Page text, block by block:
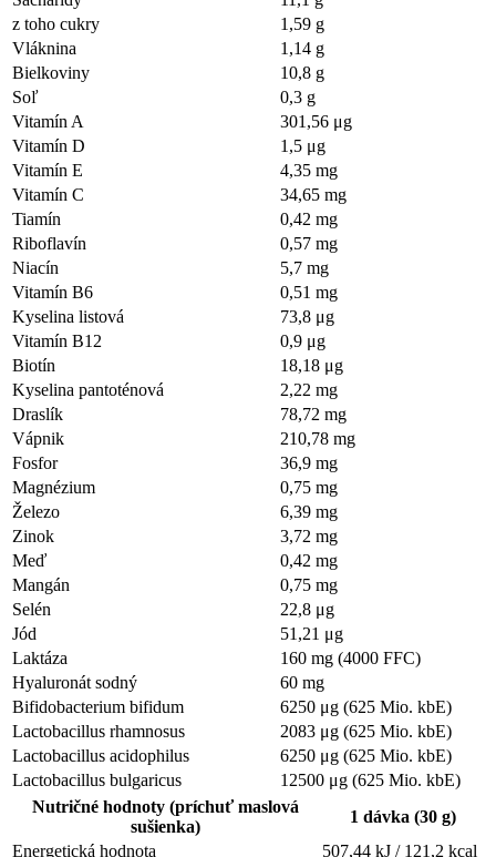
z toho cukry
1,59 g
Vláknina
1,14 g
Bielkoviny
10,8 g
Soľ
0,3 g
Vitamín A
301,56 μg
Vitamín D
1,5 μg
Vitamín E
4,35 mg
Vitamín C
34,65 mg
Tiamín
0,42 mg
Riboflavín
0,57 mg
Niacín
5,7 mg
Vitamín B6
0,51 mg
Kyselina listová
73,8 μg
Vitamín B12
0,9 μg
Biotín
18,18 μg
Kyselina pantoténová
2,22 mg
Draslík
78,72 mg
Vápnik
210,78 mg
Fosfor
36,9 mg
Magnézium
0,75 mg
Železo
6,39 mg
Zinok
3,72 mg
Meď
0,42 mg
Mangán
0,75 mg
Selén
22,8 μg
Jód
51,21 μg
Laktáza
160 mg (4000 FFC)
Hyaluronát sodný
60 mg
Bifidobacterium bifidum
6250 μg (625 Mio. kbE)
Lactobacillus rhamnosus
2083 μg (625 Mio. kbE)
Lactobacillus acidophilus
6250 μg (625 Mio. kbE)
Lactobacillus bulgaricus
12500 μg (625 Mio. kbE)
Nutričné hodnoty (príchuť maslová
sušienka)
1 dávka (30 g)
Energetická hodnota
507,44 kJ / 121,2 kcal